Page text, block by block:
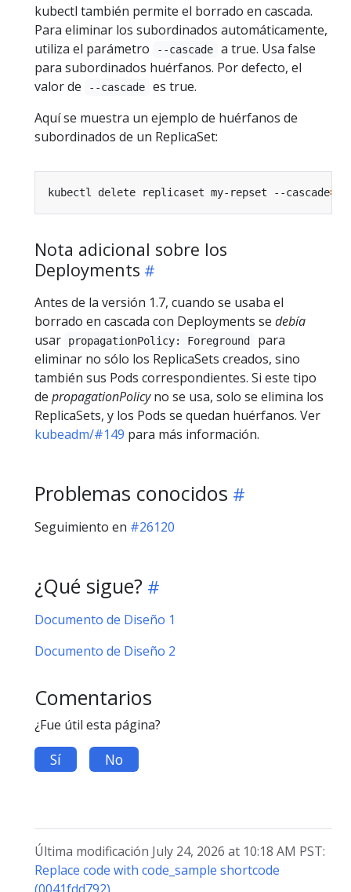
kubectl también permite el borrado en cascada.
Para eliminar los subordinados automáticamente,
utiliza el parámetro
--cascade
a true. Usa false
para subordinados huérfanos. Por defecto, el
valor de
--cascade
es true.
Aquí se muestra un ejemplo de huérfanos de
subordinados de un ReplicaSet:
kubectl delete replicaset my-repset --cascade=
Nota adicional sobre los
Deployments
Antes de la versión 1.7, cuando se usaba el
borrado en cascada con Deployments se debía
usar
propagationPolicy: Foreground
para
eliminar no sólo los ReplicaSets creados, sino
también sus Pods correspondientes. Si este tipo
de propagationPolicyno se usa, solo se elimina los
ReplicaSets, y los Pods se quedan huérfanos. Ver
kubeadm/#149 para más información.
Problemas conocidos
Seguimiento en #26120
¿Qué sigue?
Documento de Diseño 1
Documento de Diseño 2
Comentarios
¿Fue útil esta página?
Sí No
Última modificación July 24, 2026 at 10:18 AM PST:
Replace code with code_sample shortcode